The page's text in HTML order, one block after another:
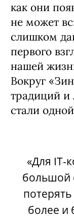
как они
не может
слишком
первого
нашей
Вокруг
традиций и
стали
«Для IT-
большой
более и